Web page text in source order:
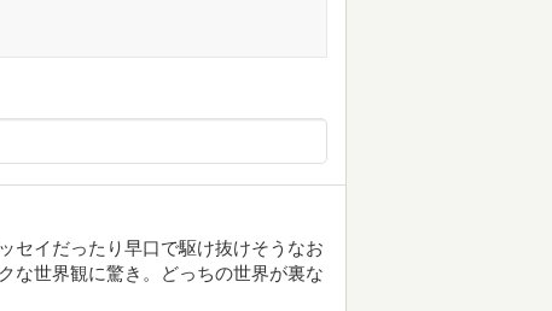
セイだったり早口で駆け抜けそうなお
な世界観に驚き。どっちの世界が裏な